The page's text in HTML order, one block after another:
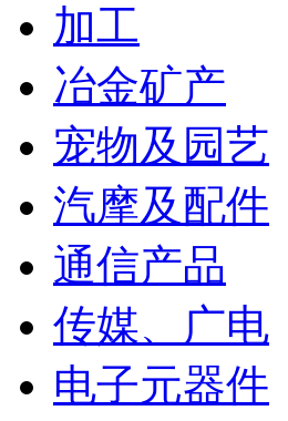
加工
冶金矿产
宠物及园艺
汽摩及配件
通信产品
传媒、广电
电子元器件